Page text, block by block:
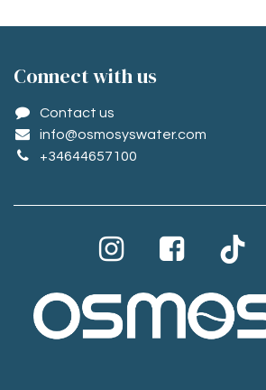
Conne​ct with us
Contact us
info@osmosyswater.com
+34644657100